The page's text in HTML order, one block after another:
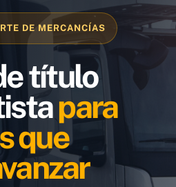
DE MERCANCÍAS
título
para
que